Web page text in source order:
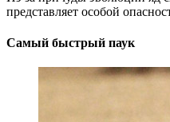
представляет особой
Самый быстрый паук